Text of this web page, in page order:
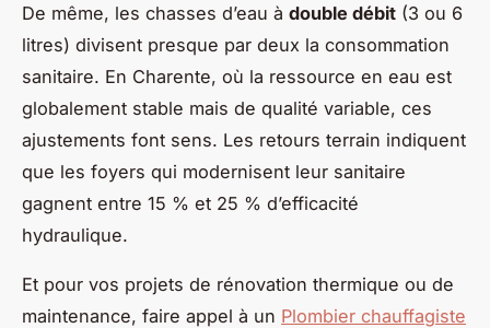
De même, les chasses d’eau à double débit (3 ou 6
litres) divisent presque par deux la consommation
sanitaire. En Charente, où la ressource en eau est
globalement stable mais de qualité variable, ces
ajustements font sens. Les retours terrain indiquent
que les foyers qui modernisent leur sanitaire
gagnent entre 15 % et 25 % d’efficacité
hydraulique.
Et pour vos projets de rénovation thermique ou de
maintenance, faire appel à un Plombier chauffagiste